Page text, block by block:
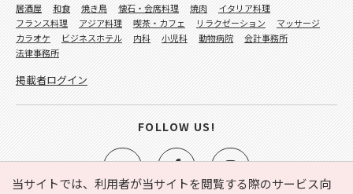
当サイトでは、利用者が当サイトを閲覧する際のサービス向
居酒屋 和食 焼き鳥 懐石・会席料理 焼肉
イタリア料理
フランス料理
アジア料理 喫茶・カフェ リラクゼーション
マッサージ
カラオケ
ビジネスホテル 内科 小児科 動物病院
会計事務所
法律事務所
掲載者ログイン
FOLLOW US!